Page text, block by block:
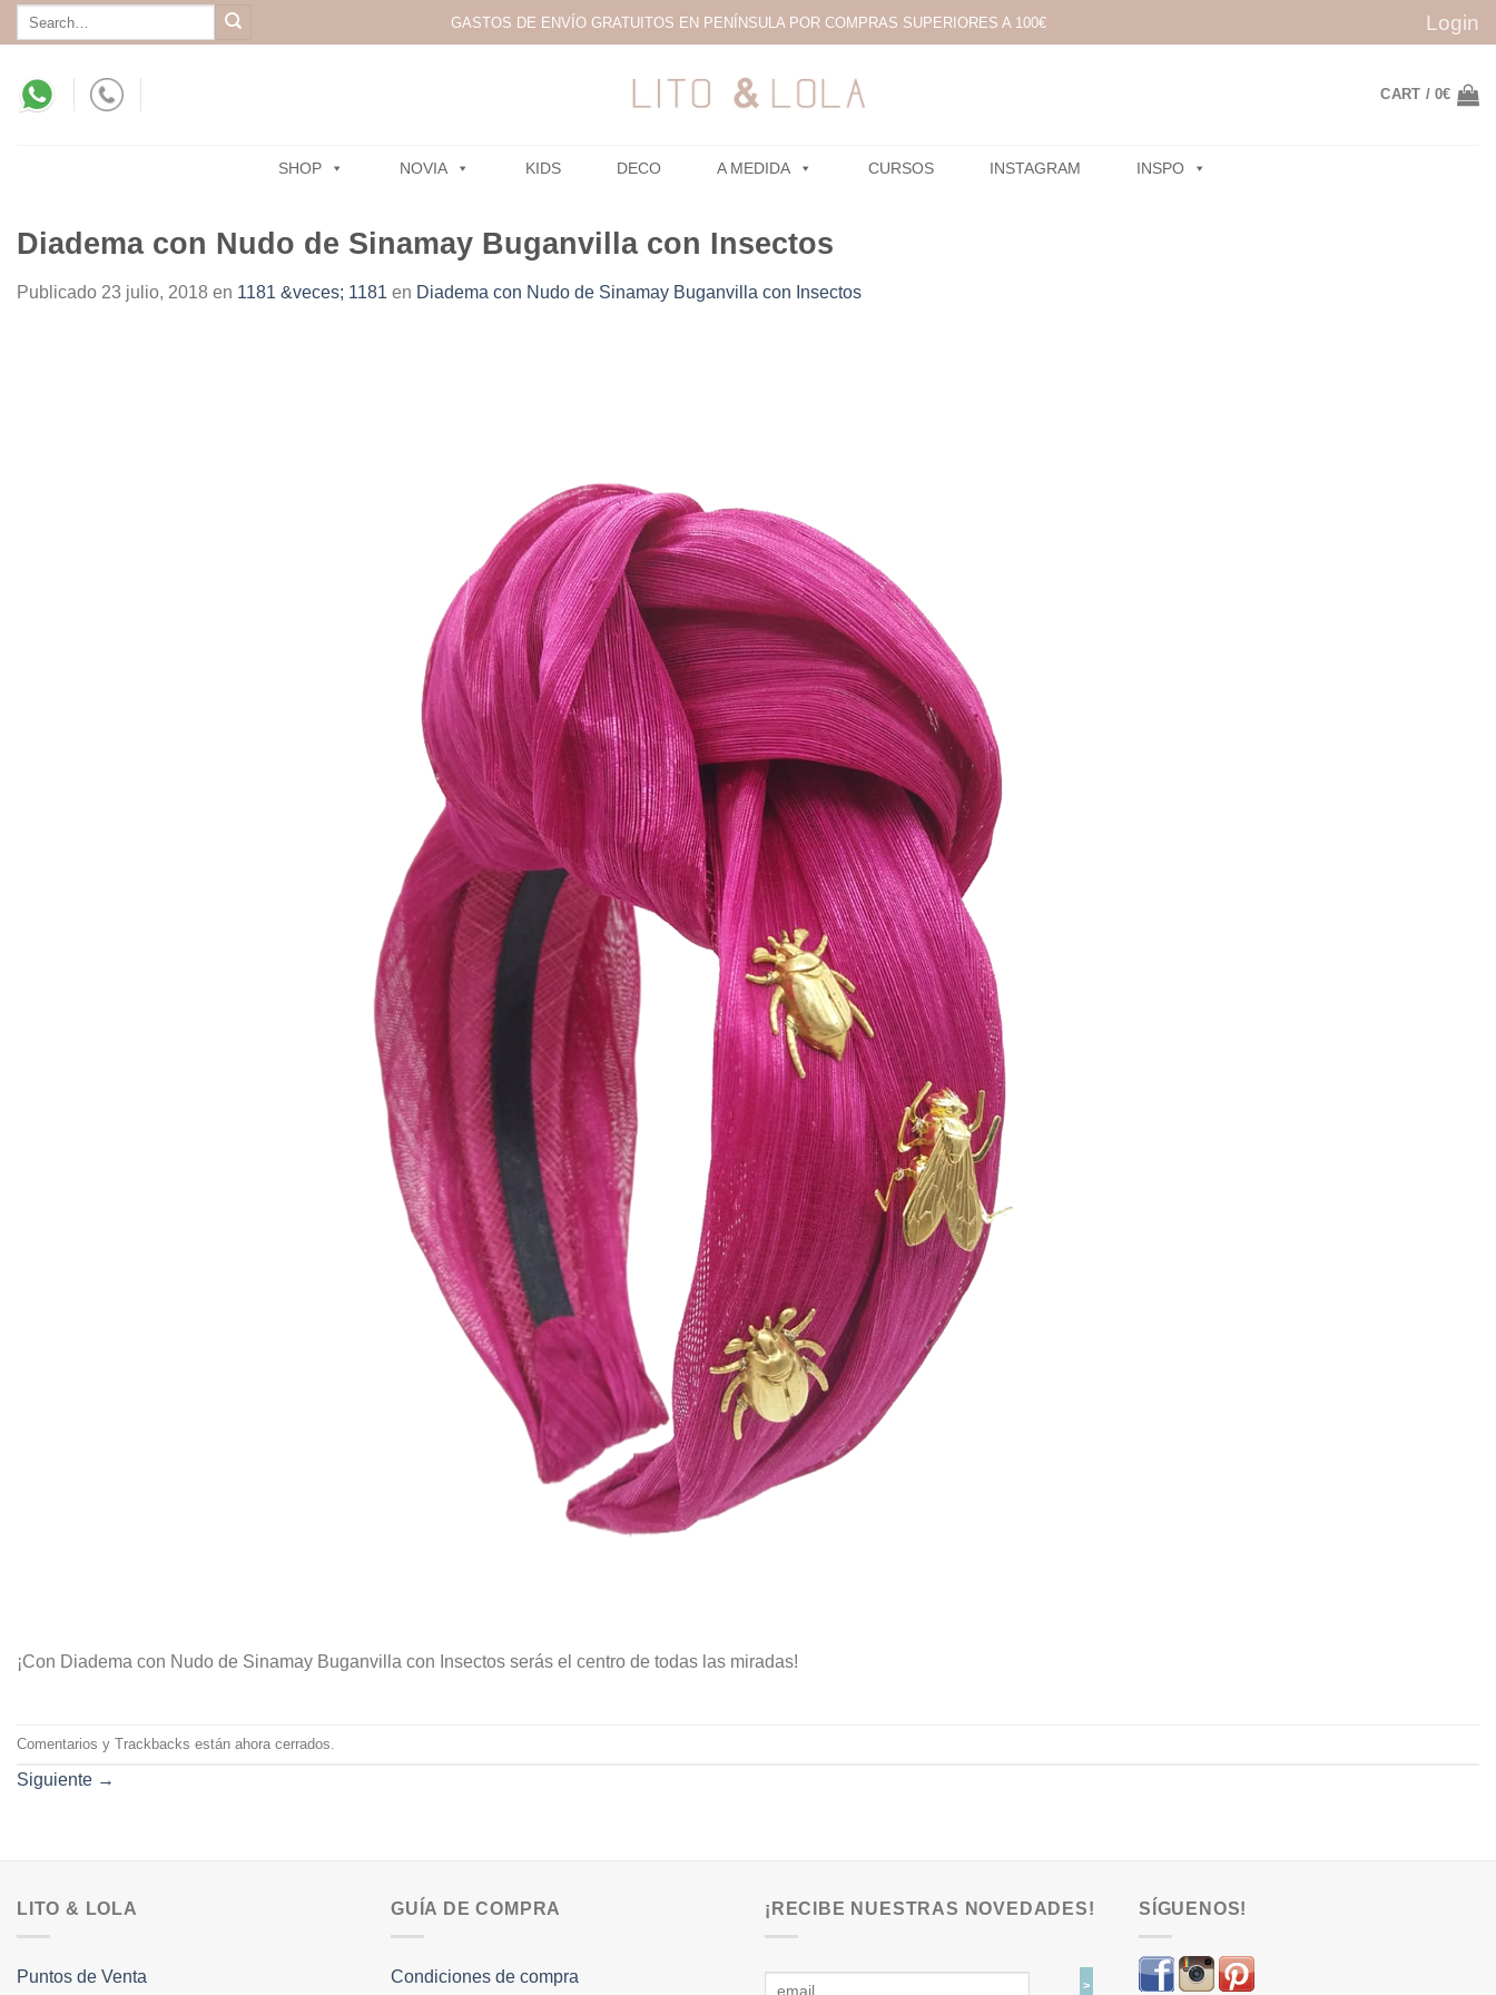
Skip
to
Search
GASTOS DE ENVÍO GRATUITOS EN PENÍNSULA POR COMPRAS SUPERIORES A 100€ Login
CART /0€
SHOP NOVIA KIDS DECO A MEDIDA CURSOS INSTAGRAM INSPO
Diadema con Nudo de Sinamay Buganvilla con Insectos
Publicado 23 julio, 2018 en 1181 &veces; 1181 en Diadema con Nudo de Sinamay Buganvilla con Insectos
¡Con Diadema con Nudo de Sinamay Buganvilla con Insectos serás el centro de todas las miradas!
Comentarios y Trackbacks están ahora cerrados.
Siguiente →
LITO & LOLA
Puntos de Venta
GUÍA DE COMPRA
Condiciones de compra
¡RECIBE NUESTRAS NOVEDADES! SÍGUENOS!